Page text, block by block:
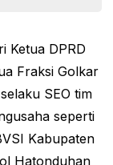
Ketua DPRD
Fraksi Golkar
SEO tim
seperti
Kabupaten
Hatonduhan